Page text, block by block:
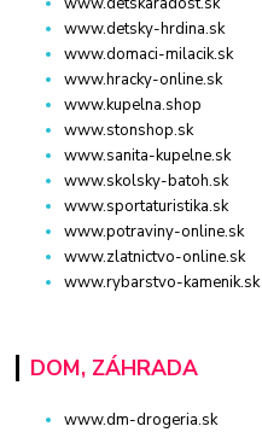
www.detsky-hrdina.sk
www.domaci-milacik.sk
www.hracky-online.sk
www.kupelna.shop
www.stonshop.sk
www.sanita-kupelne.sk
www.skolsky-batoh.sk
www.sportaturistika.sk
www.potraviny-online.sk
www.zlatnictvo-online.sk
www.rybarstvo-kamenik.sk
DOM, ZÁHRADA
www.dm-drogeria.sk